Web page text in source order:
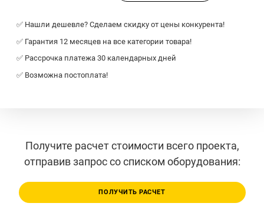
✅ Нашли дешевле? Сделаем скидку от цены конкурента!
✅ Гарантия 12 месяцев на все категории товара!
✅ Рассрочка платежа 30 календарных дней
✅ Возможна постоплата!
Получите расчет стоимости всего проекта,
отправив запрос со списком оборудования:
ПОЛУЧИТЬ РАСЧЕТ